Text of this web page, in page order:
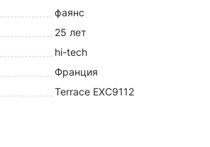
фаянс
25 лет
hi-tech
Франция
Terrace EXC9112